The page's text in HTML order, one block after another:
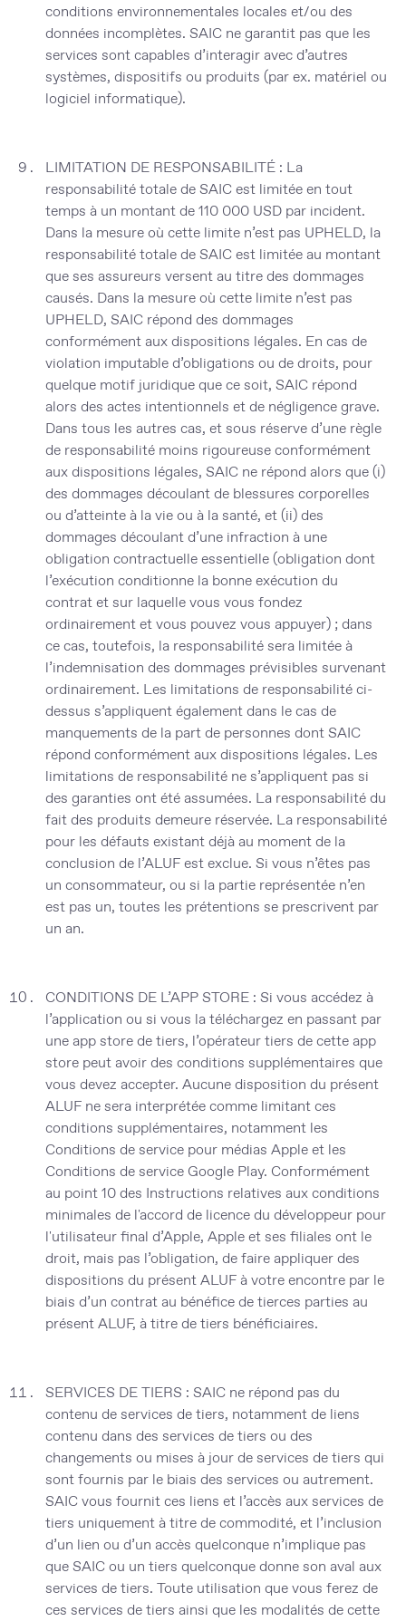
conditions environnementales locales et/ou des
données incomplètes. SAIC ne garantit pas que les
services sont capables d’interagir avec d’autres
systèmes, dispositifs ou produits (par ex. matériel ou
logiciel informatique).
LIMITATION DE RESPONSABILITÉ : La
responsabilité totale de SAIC est limitée en tout
temps à un montant de 110 000 USD par incident.
Dans la mesure où cette limite n’est pas UPHELD, la
responsabilité totale de SAIC est limitée au montant
que ses assureurs versent au titre des dommages
causés. Dans la mesure où cette limite n’est pas
UPHELD, SAIC répond des dommages
conformément aux dispositions légales. En cas de
violation imputable d’obligations ou de droits, pour
quelque motif juridique que ce soit, SAIC répond
alors des actes intentionnels et de négligence grave.
Dans tous les autres cas, et sous réserve d’une règle
de responsabilité moins rigoureuse conformément
aux dispositions légales, SAIC ne répond alors que (i)
des dommages découlant de blessures corporelles
ou d’atteinte à la vie ou à la santé, et (ii) des
dommages découlant d’une infraction à une
obligation contractuelle essentielle (obligation dont
l’exécution conditionne la bonne exécution du
contrat et sur laquelle vous vous fondez
ordinairement et vous pouvez vous appuyer) ; dans
ce cas, toutefois, la responsabilité sera limitée à
l’indemnisation des dommages prévisibles survenant
ordinairement. Les limitations de responsabilité ci-
dessus s’appliquent également dans le cas de
manquements de la part de personnes dont SAIC
répond conformément aux dispositions légales. Les
limitations de responsabilité ne s’appliquent pas si
des garanties ont été assumées. La responsabilité du
fait des produits demeure réservée. La responsabilité
pour les défauts existant déjà au moment de la
conclusion de l’ALUF est exclue. Si vous n’êtes pas
un consommateur, ou si la partie représentée n’en
est pas un, toutes les prétentions se prescrivent par
un an.
CONDITIONS DE L’APP STORE : Si vous accédez à
l’application ou si vous la téléchargez en passant par
une app store de tiers, l’opérateur tiers de cette app
store peut avoir des conditions supplémentaires que
vous devez accepter. Aucune disposition du présent
ALUF ne sera interprétée comme limitant ces
conditions supplémentaires, notamment les
Conditions de service pour médias Apple et les
Conditions de service Google Play. Conformément
au point 10 des Instructions relatives aux conditions
minimales de l'accord de licence du développeur pour
l'utilisateur final d’Apple, Apple et ses filiales ont le
droit, mais pas l’obligation, de faire appliquer des
dispositions du présent ALUF à votre encontre par le
biais d’un contrat au bénéfice de tierces parties au
présent ALUF, à titre de tiers bénéficiaires.
SERVICES DE TIERS : SAIC ne répond pas du
contenu de services de tiers, notamment de liens
contenu dans des services de tiers ou des
changements ou mises à jour de services de tiers qui
sont fournis par le biais des services ou autrement.
SAIC vous fournit ces liens et l’accès aux services de
tiers uniquement à titre de commodité, et l’inclusion
d’un lien ou d’un accès quelconque n’implique pas
que SAIC ou un tiers quelconque donne son aval aux
services de tiers. Toute utilisation que vous ferez de
ces services de tiers ainsi que les modalités de cette